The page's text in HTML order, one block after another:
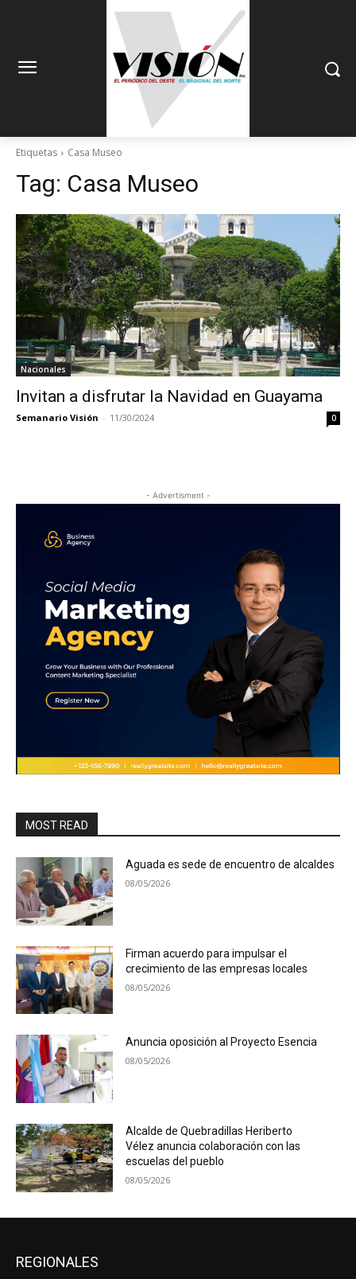
Etiquetas Casa Museo
Tag: Casa Museo
Nacionales
Invitan a disfrutar la Navidad en Guayama
Semanario Visión - 11/30/2024 0
- Advertisment -
MOST READ
Aguada es sede de encuentro de alcaldes
08/05/2026
Firman acuerdo para impulsar el
crecimiento de las empresas locales
08/05/2026
Anuncia oposición al Proyecto Esencia
08/05/2026
Alcalde de Quebradillas Heriberto
Vélez anuncia colaboración con las
escuelas del pueblo
08/05/2026
REGIONALES